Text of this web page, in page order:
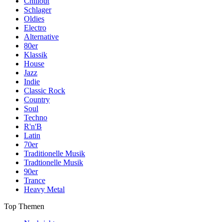
Schlager
Oldies
Electro
Alternative
80er
Klassik
House
Jazz
Indie
Classic Rock
Country
Soul
Techno
R'n'B
Latin
70er
Traditionelle Musik
Tradtionelle Musik
90er
Trance
Heavy Metal
Top Themen